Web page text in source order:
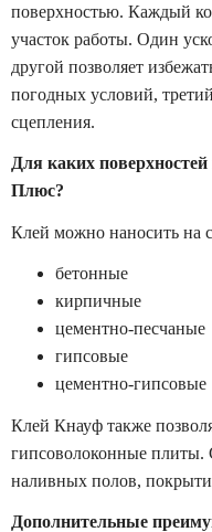
поверхностью. Каждый
участок работы. Один
другой позволяет
погодных условий,
сцепления.
Для каких
Плюс?
Клей можно наносить на
бетонные
кирпичные
цементно-песчаные
гипсовые
цементно-гипсовые
Клей Кнауф также
гипсоволоконные плиты.
наливных полов,
Дополнительные